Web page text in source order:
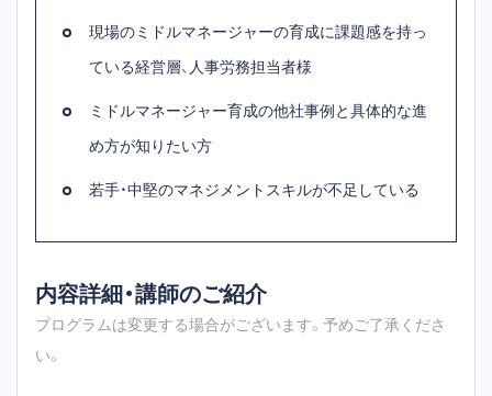
現場のミドルマネージャーの育成に課題感を持っ
ている経営層、人事労務担当者様
ミドルマネージャー育成の他社事例と具体的な進
め方が知りたい方
若手・中堅のマネジメントスキルが不足している
内容詳細・講師のご紹介
プログラムは変更する場合がございます。予めご了承くださ
い。